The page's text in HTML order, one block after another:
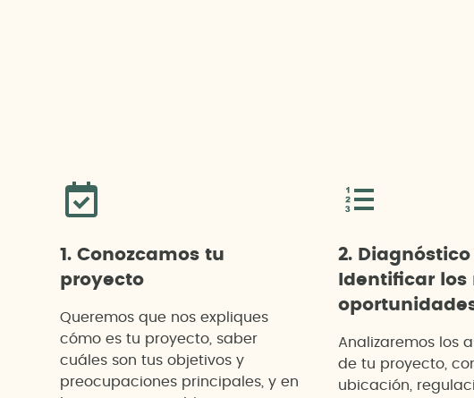
1. Conozcamos tu
proyecto
Queremos que nos expliques
cómo es tu proyecto, saber
cuáles son tus objetivos y
preocupaciones principales, y en
2.
Identificar los
Analizaremos los
de tu proyecto,
ubicación,